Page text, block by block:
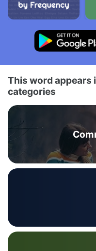
This word appears
categories